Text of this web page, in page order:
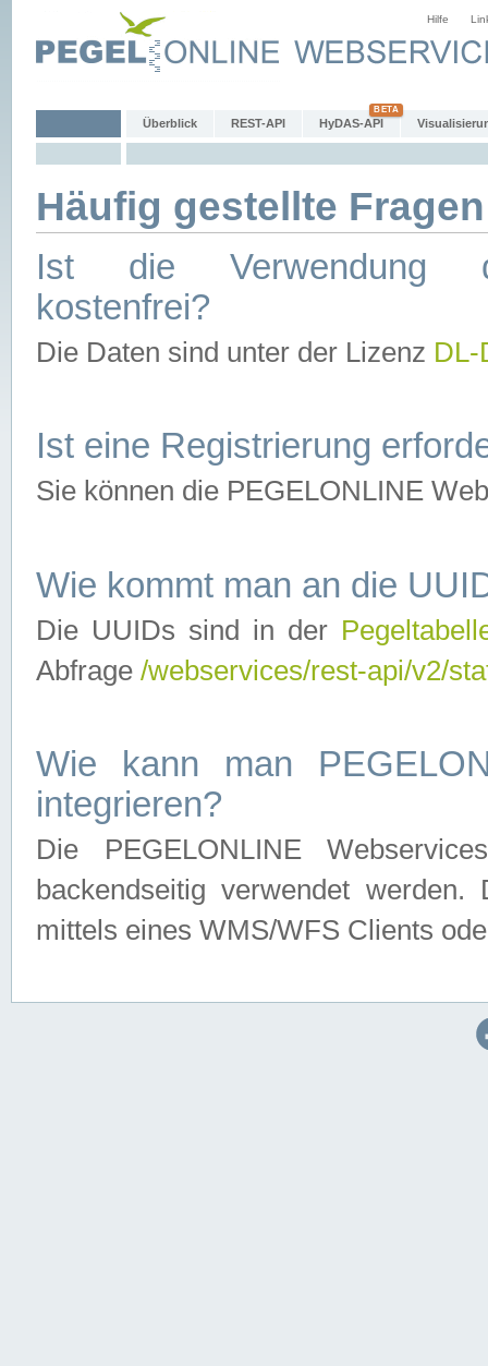
Hilfe
Überblick REST-API HyDAS-API
Häufig gestellte
Ist die Verwendung
kostenfrei?
Die Daten sind unter der Lizenz
Ist eine Registrierung
Sie können die PEGELONLINE
Wie kommt man an die
Die UUIDs sind in der
Abfrage /webservices/rest-api/v2/
Wie kann man
integrieren?
Die PEGELONLINE
backendseitig verwendet
mittels eines WMS/WFS Clients